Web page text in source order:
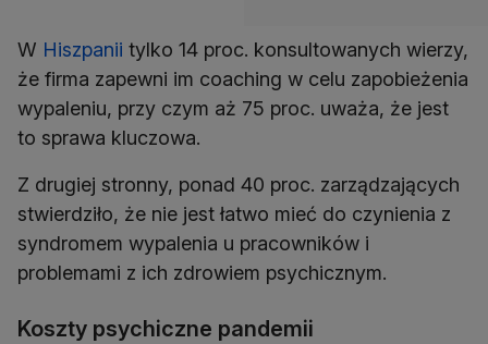
W Hiszpanii tylko 14 proc. konsultowanych wierzy,
że firma zapewni im coaching w celu zapobieżenia
wypaleniu, przy czym aż 75 proc. uważa, że jest
to sprawa kluczowa.
Z drugiej stronny, ponad 40 proc. zarządzających
stwierdziło, że nie jest łatwo mieć do czynienia z
syndromem wypalenia u pracowników i
problemami z ich zdrowiem psychicznym.
Koszty psychiczne pandemii